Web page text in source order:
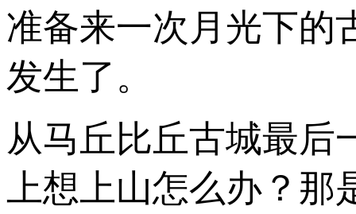
准备来一次月光下的
发生了。
从马丘比丘古城最后
上想上山怎么办？那